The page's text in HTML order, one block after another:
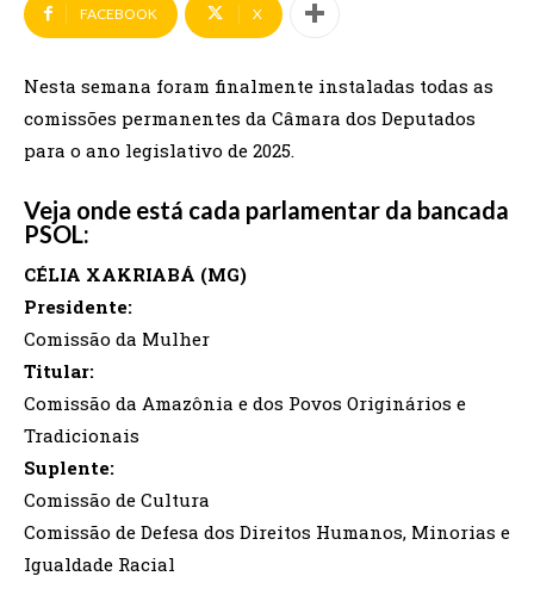
FACEBOOK X
Nesta semana foram finalmente instaladas todas as
comissões permanentes da Câmara dos Deputados
para o ano legislativo de 2025.
Veja onde está cada parlamentar da bancada
PSOL:
CÉLIA XAKRIABÁ (MG)
Presidente:
Comissão da Mulher
Titular:
Comissão da Amazônia e dos Povos Originários e
Tradicionais
Suplente:
Comissão de Cultura
Comissão de Defesa dos Direitos Humanos, Minorias e
Igualdade Racial